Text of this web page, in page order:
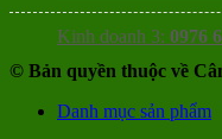
Kinh doanh 3: 0976
© Bản quyền thuộc về
Danh mục sản phẩm